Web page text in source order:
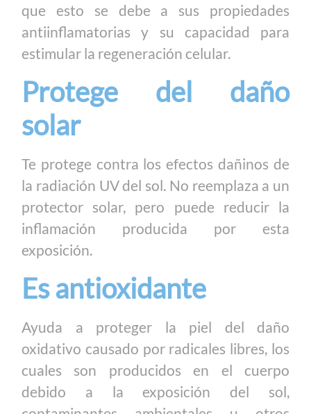
que esto se debe a sus propiedades
antiinflamatorias y su capacidad para
estimular la regeneración celular.
Protege del daño
solar
Te protege contra los efectos dañinos de
la radiación UV del sol. No reemplaza a un
protector solar, pero puede reducir la
inflamación producida por esta
exposición.
Es antioxidante
Ayuda a proteger la piel del daño
oxidativo causado por radicales libres, los
cuales son producidos en el cuerpo
debido a la exposición del sol,